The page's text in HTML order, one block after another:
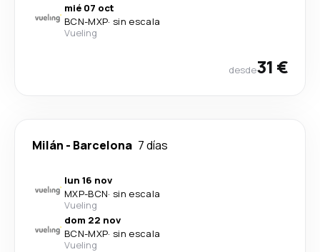
mié 07 oct
BCN-MXP· sin escala
Vueling
desde31 €
Milán - Barcelona 7 días
lun 16 nov
MXP-BCN· sin escala
Vueling
dom 22 nov
BCN-MXP· sin escala
Vueling